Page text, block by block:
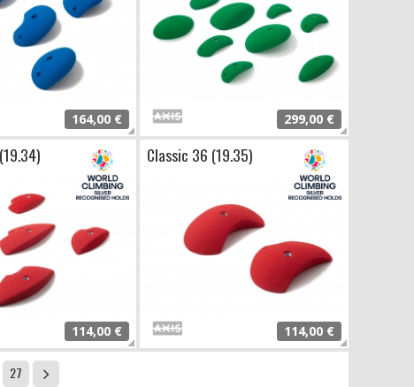
164,00 € 299,00 €
114,00 €
Classic 36 (19.35)
114,00 €
27